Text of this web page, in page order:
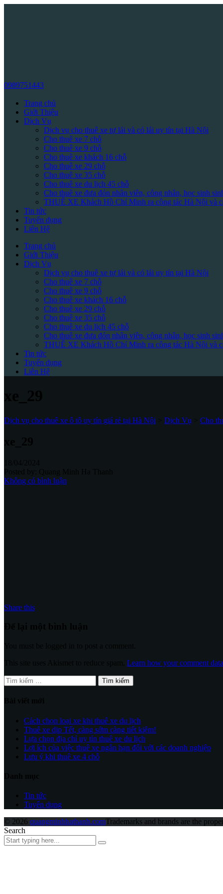
0989751443
Trang chủ
Giới Thiệu
Dịch Vụ
Dịch vụ cho thuê xe tự lái và có lái uy tín tại Hà Nội
Cho thuê xe 7 chỗ
Cho thuê xe 9 chỗ
Cho thuê xe khách 16 chỗ
Cho thuê xe 29 chỗ
Cho thuê xe 35 chỗ
Cho thuê xe du lịch 45 chỗ
Cho thuê xe đưa đón nhân viên, công nhân, học sinh
THUÊ XE Khách Hồ Chí Minh ra công tác Hà Nội và
Tin tức
Tuyển dụng
Liên Hệ
Trang chủ
Giới Thiệu
Dịch Vụ
Dịch vụ cho thuê xe tự lái và có lái uy tín tại Hà Nội
Cho thuê xe 7 chỗ
Cho thuê xe 9 chỗ
Cho thuê xe khách 16 chỗ
Cho thuê xe 29 chỗ
Cho thuê xe 35 chỗ
Cho thuê xe du lịch 45 chỗ
Cho thuê xe đưa đón nhân viên, công nhân, học sinh
THUÊ XE Khách Hồ Chí Minh ra công tác Hà Nội và
Tin tức
Tuyển dụng
Liên Hệ
Dịch vụ cho thuê xe ô tô uy tín giá rẻ tại Hà Nội Dịch Vụ Cho
Không có bình luận
Share this
Learn how your comment
Tìm
kiếm
Cách chọn loại xe khi thuê xe du lịch
Thuê xe dịp Tết, càng sớm càng tiết kiệm!
Lựa chọn địa chỉ uy tín thuê xe du lịch
Lợi ích của việc thuê xe ngắn hạn đối với các doanh nghiệp
Lưu ý khi thuê xe 4 chỗ
Tin tức
Tuyển dụng
© 2026 quangminhhathanh.comTrademarks and brands are the
Search